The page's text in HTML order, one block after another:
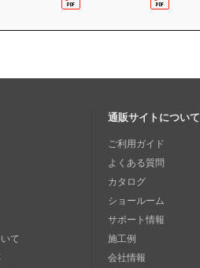
て
通販サイトについて
ご利用ガイド
よくある質問
カタログ
ショールーム
サポート情報
施工例
会社情報